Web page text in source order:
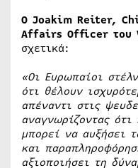
Ο Joakim Reiter,
Affairs Officer του
σχετικά:
«Οι Ευρωπαίοι
ότι θέλουν
απέναντι στις
αναγνωρίζοντας
μπορεί να αυξήσει
και
αξιοποιήσει τη